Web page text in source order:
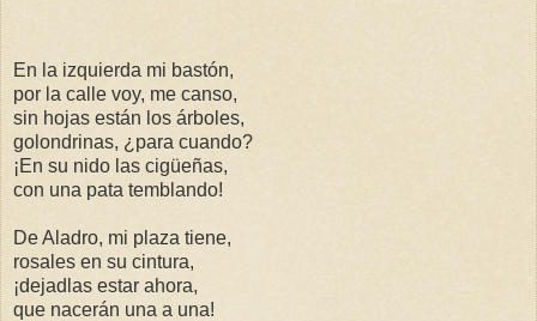
En la izquierda mi bastón,
por la calle voy, me canso,
sin hojas están los árboles,
golondrinas, ¿para cuando?
¡En su nido las cigüeñas,
con una pata temblando!
De Aladro, mi plaza tiene,
rosales en su cintura,
¡dejadlas estar ahora,
que nacerán una a una!